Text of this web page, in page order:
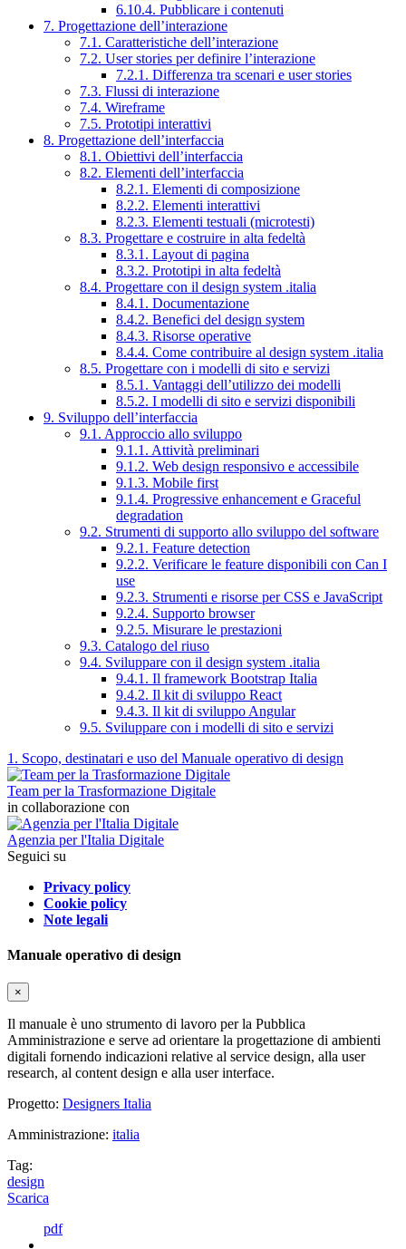
6.10.4. Pubblicare i contenuti
7. Progettazione dell’interazione
7.1. Caratteristiche dell’interazione
7.2. User stories per definire l’interazione
7.2.1. Differenza tra scenari e user stories
7.3. Flussi di interazione
7.4. Wireframe
7.5. Prototipi interattivi
8. Progettazione dell’interfaccia
8.1. Obiettivi dell’interfaccia
8.2. Elementi dell’interfaccia
8.2.1. Elementi di composizione
8.2.2. Elementi interattivi
8.2.3. Elementi testuali (microtesti)
8.3. Progettare e costruire in alta fedeltà
8.3.1. Layout di pagina
8.3.2. Prototipi in alta fedeltà
8.4. Progettare con il design system .italia
8.4.1. Documentazione
8.4.2. Benefici del design system
8.4.3. Risorse operative
8.4.4. Come contribuire al design system .italia
8.5. Progettare con i modelli di sito e servizi
8.5.1. Vantaggi dell’utilizzo dei modelli
8.5.2. I modelli di sito e servizi disponibili
9. Sviluppo dell’interfaccia
9.1. Approccio allo sviluppo
9.1.1. Attività preliminari
9.1.2. Web design responsivo e accessibile
9.1.3. Mobile first
9.1.4. Progressive enhancement e Graceful
degradation
9.2. Strumenti di supporto allo sviluppo del software
9.2.1. Feature detection
9.2.2. Verificare le feature disponibili con Can I
use
9.2.3. Strumenti e risorse per CSS e JavaScript
9.2.4. Supporto browser
9.2.5. Misurare le prestazioni
9.3. Catalogo del riuso
9.4. Sviluppare con il design system .italia
9.4.1. Il framework Bootstrap Italia
9.4.2. Il kit di sviluppo React
9.4.3. Il kit di sviluppo Angular
9.5. Sviluppare con i modelli di sito e servizi
1. Scopo, destinatari e uso del Manuale operativo di design
Team per la Trasformazione Digitale
in collaborazione con
Agenzia per l'Italia Digitale
Seguici su
Privacy policy
Cookie policy
Note legali
Manuale operativo di design
×
Il manuale è uno strumento di lavoro per la Pubblica
Amministrazione e serve ad orientare la progettazione di ambienti
digitali fornendo indicazioni relative al service design, alla user
research, al content design e alla user interface.
Progetto: Designers Italia
Amministrazione: italia
Tag:
design
Scarica
pdf